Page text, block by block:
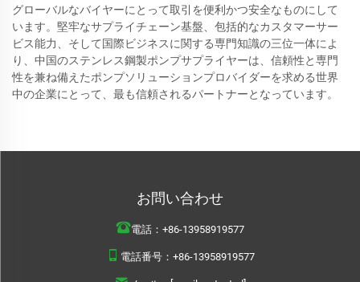
グローバルなバイヤーにとって取引を便利かつ安全なものにして
います。堅牢なサプライチェーン基盤、包括的なカスタマーサー
ビス能力、そして国際ビジネスに関する専門知識の三位一体によ
り、中国のステンレス鋼製ポンプサプライヤーは、信頼性と専門
性を兼ね備えたポンプソリューションプロバイダーを求める世界
中の企業にとって、最も信頼されるパートナーとなっています。
お問い合わせ
電話： +86-13958919577
電話番号： +86-13958919577